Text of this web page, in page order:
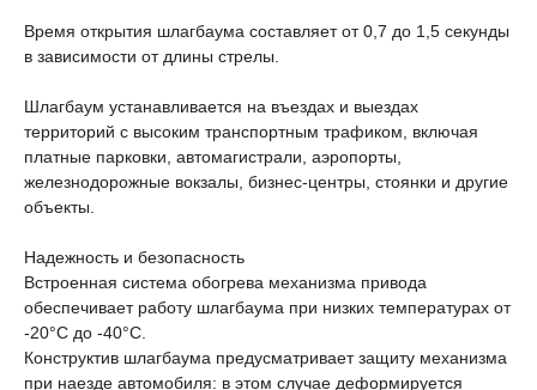
Время открытия шлагбаума составляет от 0,7 до 1,5 секунды
в зависимости от длины стрелы.
Шлагбаум устанавливается на въездах и выездах
территорий с высоким транспортным трафиком, включая
платные парковки, автомагистрали, аэропорты,
железнодорожные вокзалы, бизнес-центры, стоянки и другие
объекты.
Надежность и безопасность
Встроенная система обогрева механизма привода
обеспечивает работу шлагбаума при низких температурах от
-20°C до -40°C.
Конструктив шлагбаума предусматривает защиту механизма
при наезде автомобиля: в этом случае деформируется